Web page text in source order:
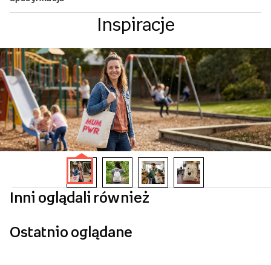
Inspiracje
Inni oglądali również
Ostatnio oglądane